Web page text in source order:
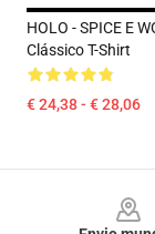
HOLO - SPICE E
Clássico T-Shirt
€ 24,38 - € 28,06